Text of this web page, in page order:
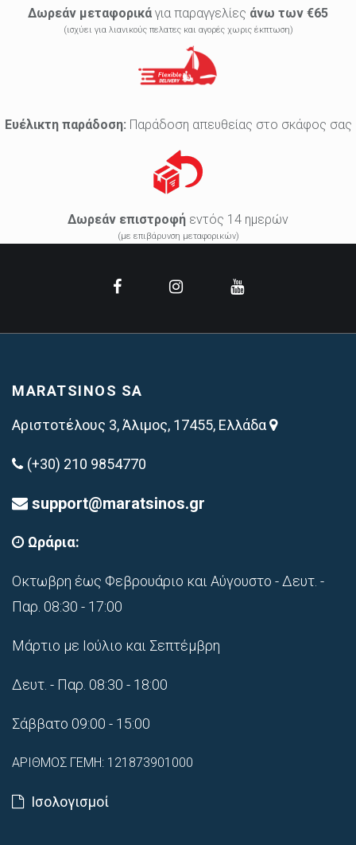
Δωρεάν μεταφορικά για παραγγελίες άνω των €65
(ισχύει για λιανικούς πελατες και αγορές χωρις έκπτωση)
Ευέλικτη παράδοση: Παράδοση απευθείας στο σκάφος σας
Δωρεάν επιστροφή εντός 14 ημερών
(με επιβάρυνση μεταφορικών)
MARATSINOS SA
Αριστοτέλους 3, Άλιμος, 17455, Ελλάδα
(+30) 210 9854770
support@maratsinos.gr
Ωράρια:
Οκτωβρη έως Φεβρουάριο και Αύγουστο - Δευτ. -
Παρ. 08:30 - 17:00
Μάρτιο με Ιούλιο και Σεπτέμβρη
Δευτ. - Παρ. 08:30 - 18:00
Σάββατο 09:00 - 15:00
ΑΡΙΘΜΟΣ ΓΕΜΗ: 121873901000
Ισολογισμοί